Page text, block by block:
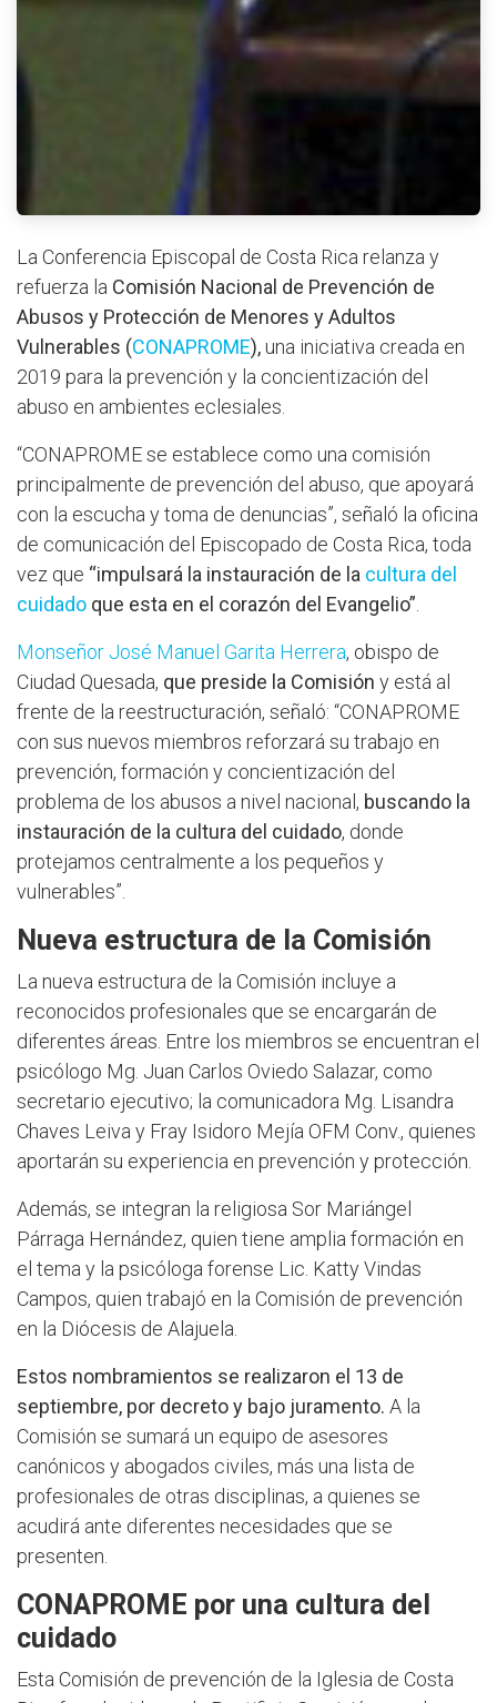
La Conferencia Episcopal de Costa Rica relanza y
refuerza la Comisión Nacional de Prevención de
Abusos y Protección de Menores y Adultos
Vulnerables (CONAPROME), una iniciativa creada en
2019 para la prevención y la concientización del
abuso en ambientes eclesiales.
“CONAPROME se establece como una comisión
principalmente de prevención del abuso, que apoyará
con la escucha y toma de denuncias”, señaló la oficina
de comunicación del Episcopado de Costa Rica, toda
vez que “impulsará la instauración de la cultura del
cuidado que esta en el corazón del Evangelio”
Monseñor José Manuel Garita Herrera, obispo de
Ciudad Quesada, que preside la Comisión y está al
frente de la reestructuración, señaló: “CONAPROME
con sus nuevos miembros reforzará su trabajo en
prevención, formación y concientización del
problema de los abusos a nivel nacional, buscando la
instauración de la cultura del cuidado, donde
protejamos centralmente a los pequeños y
vulnerables”.
Nueva estructura de la Comisión
La nueva estructura de la Comisión incluye a
reconocidos profesionales que se encargarán de
diferentes áreas. Entre los miembros se encuentran el
psicólogo Mg. Juan Carlos Oviedo Salazar, como
secretario ejecutivo; la comunicadora Mg. Lisandra
Chaves Leiva y Fray Isidoro Mejía OFM Conv., quienes
aportarán su experiencia en prevención y protección.
Además, se integran la religiosa Sor Mariángel
Párraga Hernández, quien tiene amplia formación en
el tema y la psicóloga forense Lic. Katty Vindas
Campos, quien trabajó en la Comisión de prevención
en la Diócesis de Alajuela.
Estos nombramientos se realizaron el 13 de
septiembre, por decreto y bajo juramento. A la
Comisión se sumará un equipo de asesores
canónicos y abogados civiles, más una lista de
profesionales de otras disciplinas, a quienes se
acudirá ante diferentes necesidades que se
presenten.
CONAPROME por una cultura del
cuidado
Esta Comisión de prevención de la Iglesia de Costa